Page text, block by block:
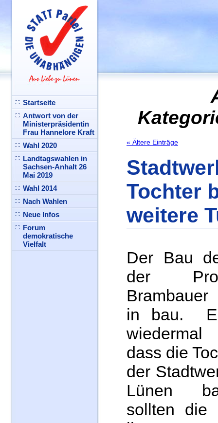
Startseite
Antwort von der
Ministerpräsidentin
Frau Hannelore Kraft
Wahl 2020
Landtagswahlen in
Sachsen-Anhalt 26
Mai 2019
Wahl 2014
Nach Wahlen
Neue Infos
Forum
demokratische
Vielfalt
« Ältere Einträge
Tochter
weitere
Der Bau
der
in bau.
wiedermal
dass die
der
Lünen
sollten die